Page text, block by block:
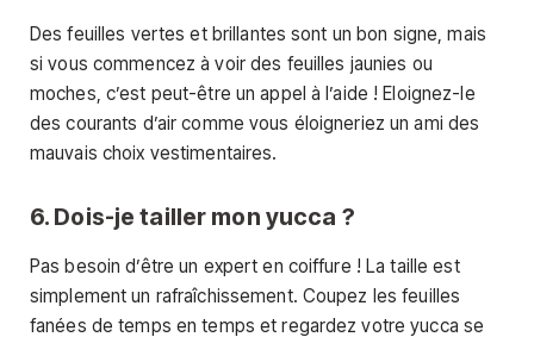
Des feuilles vertes et brillantes sont un bon signe, mais
si vous commencez à voir des feuilles jaunies ou
moches, c’est peut-être un appel à l’aide ! Eloignez-le
des courants d’air comme vous éloigneriez un ami des
mauvais choix vestimentaires.
6. Dois-je tailler mon yucca ?
Pas besoin d’être un expert en coiffure ! La taille est
simplement un rafraîchissement. Coupez les feuilles
fanées de temps en temps et regardez votre yucca se